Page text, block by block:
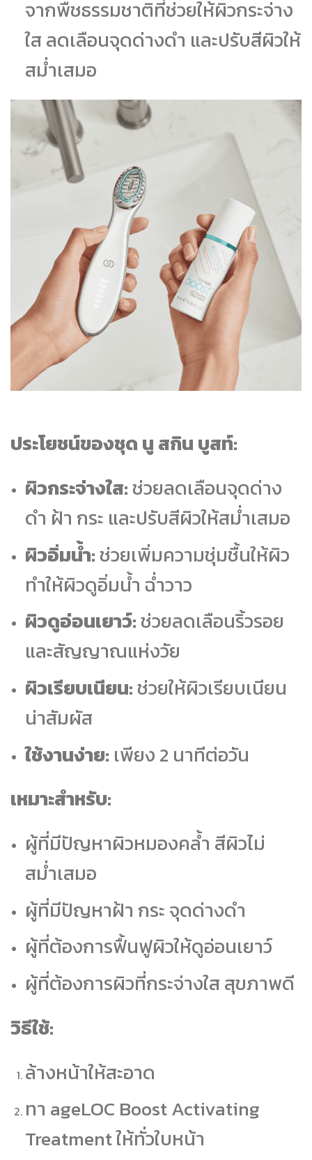
จากพืชธรรมชาติที่ช่วยให้ผิวกระจ่าง
ใส ลดเลือนจุดด่างดำ และปรับสีผิวให้
สม่ำเสมอ
ประโยชน์ของชุด นู สกิน บูสท์:
ผิวกระจ่างใส:ช่วยลดเลือนจุดด่าง
ดำ ฝ้า กระ และปรับสีผิวให้สม่ำเสมอ
ผิวอิ่มน้ำ:ช่วยเพิ่มความชุ่มชื้นให้ผิว
ทำให้ผิวดูอิ่มน้ำ ฉ่ำวาว
ผิวดูอ่อนเยาว์:ช่วยลดเลือนริ้วรอย
และสัญญาณแห่งวัย
ผิวเรียบเนียน:ช่วยให้ผิวเรียบเนียน
น่าสัมผัส
ใช้งานง่าย: เพียง 2 นาทีต่อวัน
เหมาะสำหรับ:
ผู้ที่มีปัญหาผิวหมองคล้ำ สีผิวไม่
สม่ำเสมอ
ผู้ที่มีปัญหาฝ้า กระ จุดด่างดำ
ผู้ที่ต้องการฟื้นฟูผิวให้ดูอ่อนเยาว์
ผู้ที่ต้องการผิวที่กระจ่างใส สุขภาพดี
วิธีใช้:
ล้างหน้าให้สะอาด
ทา ageLOC Boost Activating
Treatment ให้ทั่วใบหน้า